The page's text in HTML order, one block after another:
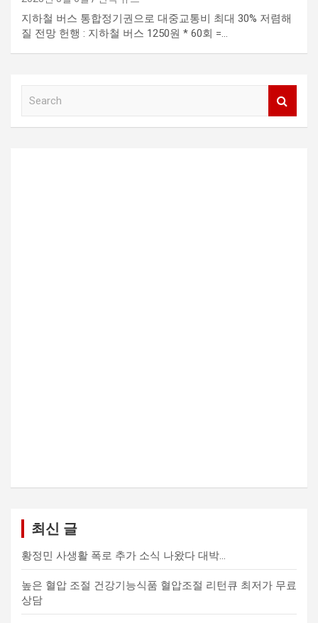
지하철 버스 통합정기권으로 대중교통비 최대 30% 저렴해
질 전망 헌행 : 지하철 버스 1250원 * 60회 =…
최신 글
황정민 사생활 폭로 추가 소식 나왔다 대박…
높은 혈압 조절 건강기능식품 혈압조절 리턴큐 최저가 무료
상담